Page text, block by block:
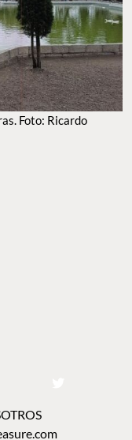
Foto: Ricardo